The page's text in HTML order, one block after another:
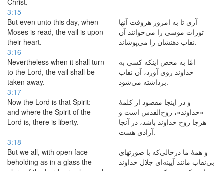
Christ.
3:15
But even unto this day, when
Moses is read, the vail is upon
their heart.
آری تا به امروز هروقت آنها
تورات موسی را می‌خوانند آن
نقاب ذهنشان را می‌پوشاند.
3:16
Nevertheless when it shall turn
to the Lord, the vail shall be
taken away.
امّا به محض اینکه كسی به
خداوند روی آورد، آن نقاب
برداشته می‌شود.
3:17
Now the Lord is that Spirit:
and where the Spirit of the
Lord is, there is liberty.
و در اینجا مقصود از كلمهٔ
«خداوند»، روح‌القدس است و
هرجا روح خداوند باشد، در آنجا
آزادی هست.
3:18
But we all, with open face
beholding as in a glass the
و همهٔ ما درحالی‌که با صورتهای
بی‌نقاب مانند آیینه‌ای جلال خداوند